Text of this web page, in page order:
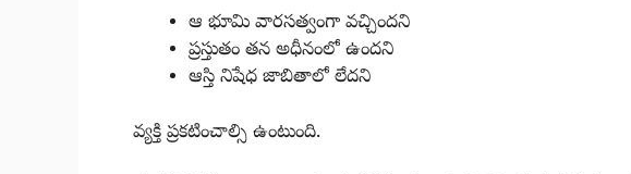
ఆ భూమి వారసత్వంగా వచ్చిందని
ప్రస్తుతం తన అధీనంలో ఉందని
ఆస్తి నిషేధ జాబితాలో లేదని
వ్యక్తి ప్రకటించాల్సి ఉంటుంది.